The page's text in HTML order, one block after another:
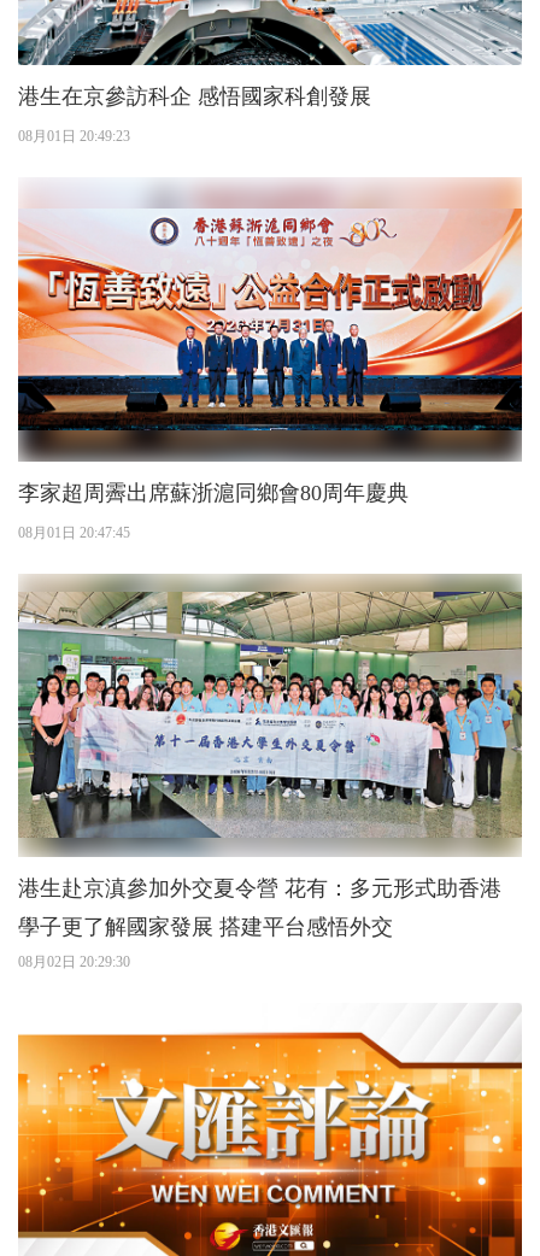
港生在京參訪科企 感悟國家科創發展
08月01日 20:49:23
李家超周霽出席蘇浙滬同鄉會80周年慶典
08月01日 20:47:45
港生赴京滇參加外交夏令營 花有：多元形式助香港
學子更了解國家發展 搭建平台感悟外交
08月02日 20:29:30